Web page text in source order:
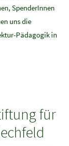
SpenderInnen
uns die
Pädagogik in
für